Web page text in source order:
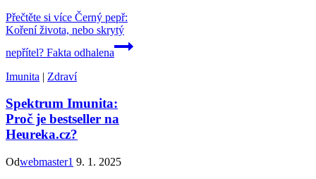
Přečtěte si více Černý pepř:
Koření života, nebo skrytý
nepřítel? Fakta odhalena
Imunita | Zdraví
Spektrum Imunita:
Proč je bestseller na
Heureka.cz?
Odwebmaster1 9. 1. 2025